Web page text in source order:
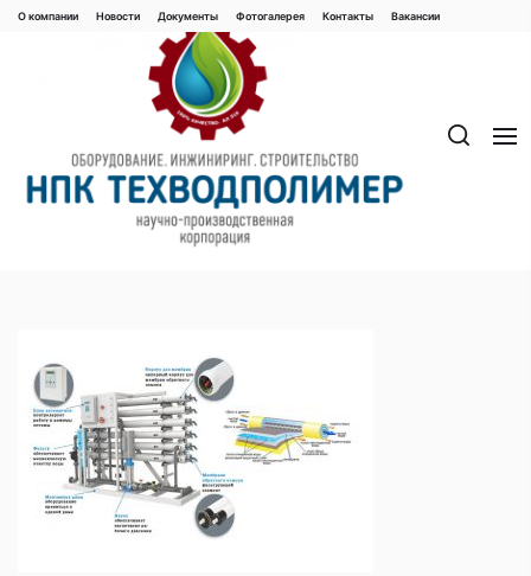
Перейти
О компании Новости Документы Фотогалерея Контaкты Вакaнсии